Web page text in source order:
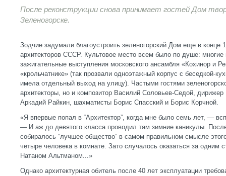
После реконструкции снова принимает гостей Дом
Зеленогорске.
Зодчие задумали благоустроить зеленогорский Дом еще в конце
архитекторов СССР. Культовое место всем было по душе: многие
зажигательные выступления московского ансамбля «Кохинор и
«крольчатнике» (так прозвали одноэтажный корпус с беседкой-
имела отдельный выход на улицу). Частыми гостями
архитекторы, но и композитор Василий Соловьев-Седой,
Аркадий Райкин, шахматисты Борис Спасский и Борис Корчной.
«Я впервые попал в “Архитектор”, когда мне было семь лет, —
— И аж до девятого класса проводил там зимние каникулы.
собиралось “лучшее общество” в самом правильном смысле
четыре человека в комнате. Зато случалось оказаться за одним
Натаном Альтманом...»
Однако архитектурная обитель после 40 лет эксплуатации